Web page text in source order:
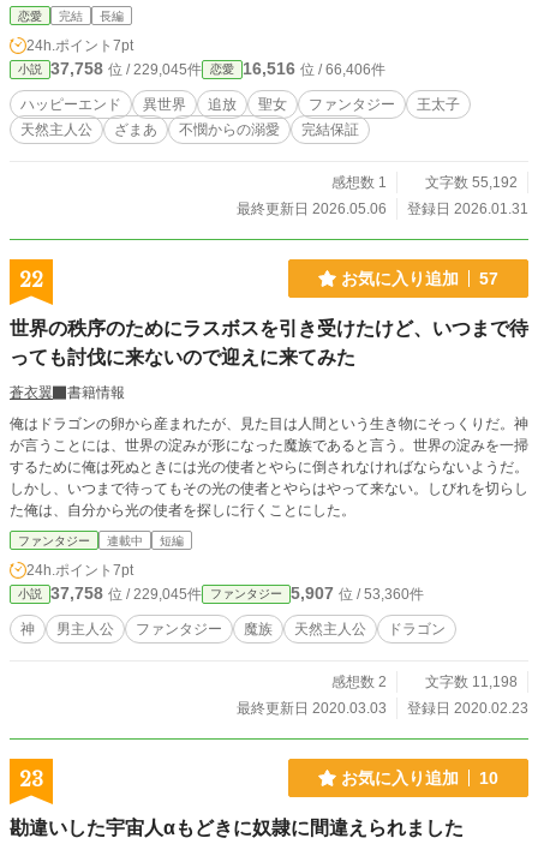
草園の管理まで！本来聖女候補全員がやるべき、ありとあら
りず、しょっちゅう魔力切れを起こして倒れるテレサ。 し
かし、周囲はテレサを怠惰な聖女見習いと決めつけて、ます
ます冷遇していく。 そうして、ときは流れて10 年後。 「聖
女失格、ですか？」 「お前は、聖女試験を受ける資格がない
と判断された。荷物をまとめて出ていけ！」 「あ、はい。分
教会を追い出されたテレサ。 「えっと、ローレンス男爵家領
にはどう帰ればいいのかしら……」 しかし、騎士団の皆に助
の面下げて戻ってきたんだ」 「うう、ごめんなさい。何でも
するので実家に置いていただけませんか？」 どこにも居場所
代最強の能力を持つ聖女だったので、テレサが居なくなった
ことで王都は大混乱。一方寂れていた領地はどんどん発展を
襲われた妹姫を助けてほしいと懇願される。 「お前たちがこ
いつにしたことを分かってるのか！」激怒するレオン。 テレ
サが過酷な労働条件で長年搾取されていた上、教会を追い出
されていた真実を知り、絶望するユリウス。しかし当のテレ
サは、 「準備できました！さあ！急ぎましょう！」 と、お構
いなし。 「こう言うやつなんだよ……」 めちゃくちゃ不憫な
環境で暮らしていた天然聖女が、桁違いの実力で周囲を分か
らせつつ、誤解を解いて全方向から愛されるお話です。 完結
保証。毎日1話更新で予約投稿済み。20時４０分更新。２７
日と28日は3話更新。
恋愛 完結 長編
24h.ポイント 7pt
小説 37,758 位 / 229,045件 恋愛 16,516 位 / 66,406件
ハッピーエンド 異世界 追放 聖女 ファンタジー
王太子
天然主人公
ざまあ 不憫からの溺愛 完結保証
感想数 1
文字数 55,192
最終更新日 2026.05.06
登録日 2026.01.31
22 お気に入り追加 57
世界の秩序のためにラスボスを引き受けたけど、いつまで待
っても討伐に来ないので迎えに来てみた
蒼衣翼
書籍情報
俺はドラゴンの卵から産まれたが、見た目は人間という生き物にそっくりだ。神
が言うことには、世界の淀みが形になった魔族であると言う。世界の淀みを一掃
するために俺は死ぬときには光の使者とやらに倒されなければならないようだ。
しかし、いつまで待ってもその光の使者とやらはやって来ない。しびれを切らし
た俺は、自分から光の使者を探しに行くことにした。
ファンタジー 連載中 短編
24h.ポイント 7pt
小説 37,758 位 / 229,045件 ファンタジー 5,907 位 / 53,360件
神 男主人公 ファンタジー 魔族 天然主人公 ドラゴン
感想数 2
文字数 11,198
最終更新日 2020.03.03
登録日 2020.02.23
23 お気に入り追加 10
勘違いした宇宙人αもどきに奴隷に間違えられました